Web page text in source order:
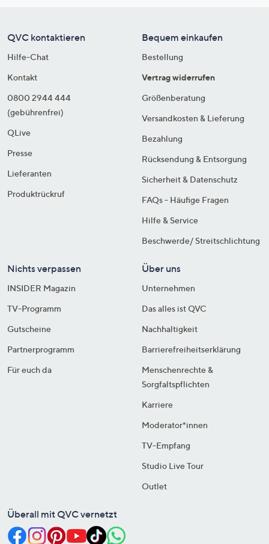
QVC kontaktieren
Hilfe-Chat
Kontakt
0800 2944 444
(gebührenfrei)
QLive
Presse
Lieferanten
Produktrückruf
Bequem einkaufen
Bestellung
Vertrag widerrufen
Größenberatung
Versandkosten & Lieferung
Bezahlung
Rücksendung & Entsorgung
Sicherheit & Datenschutz
FAQs - Häufige Fragen
Hilfe & Service
Beschwerde/ Streitschlichtung
Nichts verpassen
INSIDER Magazin
TV-Programm
Gutscheine
Partnerprogramm
Für euch da
Über uns
Unternehmen
Das alles ist QVC
Nachhaltigkeit
Barrierefreiheitserklärung
Menschenrechte &
Sorgfaltspflichten
Karriere
Moderator*innen
TV-Empfang
Studio Live Tour
Outlet
Überall mit QVC vernetzt